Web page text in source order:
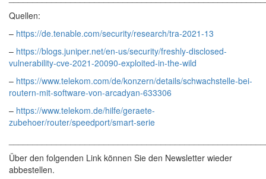
Quellen:
– https://de.tenable.com/security/research/tra-2021-13
– https://blogs.juniper.net/en-us/security/freshly-disclosed-
vulnerability-cve-2021-20090-exploited-in-the-wild
– https://www.telekom.com/de/konzern/details/schwachstelle-bei-
routern-mit-software-von-arcadyan-633306
– https://www.telekom.de/hilfe/geraete-
zubehoer/router/speedport/smart-serie
Über den folgenden Link können Sie den Newsletter wieder
abbestellen.